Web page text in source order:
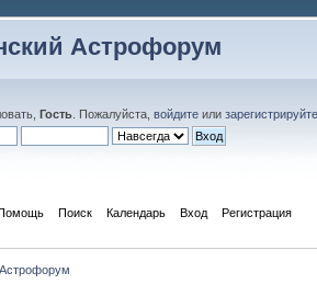
Астрофорум
Гость . Пожалуйста,войдите или
Поиск Календарь Вход Регистрация